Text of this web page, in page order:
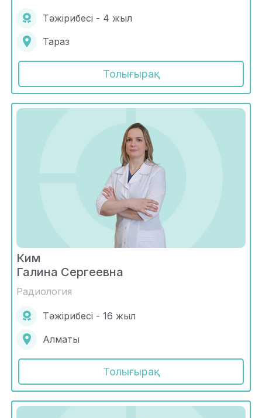
Тәжірибесі - 4 жыл
Тараз
Толығырақ
Ким
Галина Сергеевна
Радиология
Тәжірибесі - 16 жыл
Алматы
Толығырақ